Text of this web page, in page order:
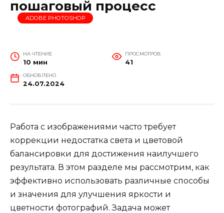
пошаговый процесс
ADOBE PHOTOSHOP
НА ЧТЕНИЕ
10 мин
ПРОСМОТРОВ
41
ОБНОВЛЕНО
24.07.2024
Работа с изображениями часто требует
коррекции недостатка света и цветовой
балансировки для достижения наилучшего
результата. В этом разделе мы рассмотрим, как
эффективно использовать различные способы
и значения для улучшения яркости и
цветности фотографий. Задача может